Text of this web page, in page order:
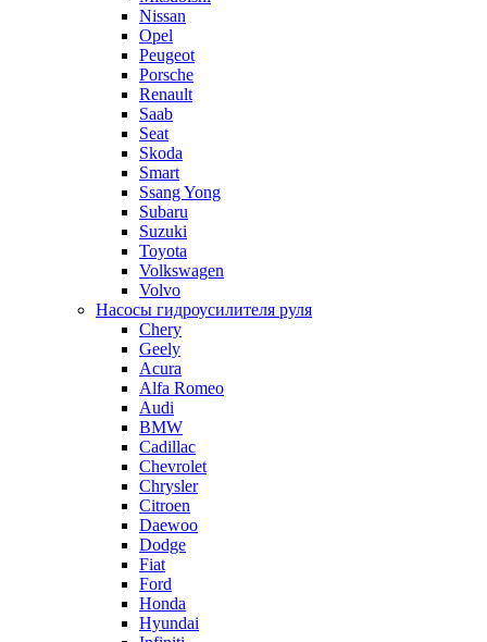
Nissan
Opel
Peugeot
Porsche
Renault
Saab
Seat
Skoda
Smart
Ssang Yong
Subaru
Suzuki
Toyota
Volkswagen
Volvo
Насосы гидроусилителя руля
Chery
Geely
Acura
Alfa Romeo
Audi
BMW
Cadillac
Chevrolet
Chrysler
Citroen
Daewoo
Dodge
Fiat
Ford
Honda
Hyundai